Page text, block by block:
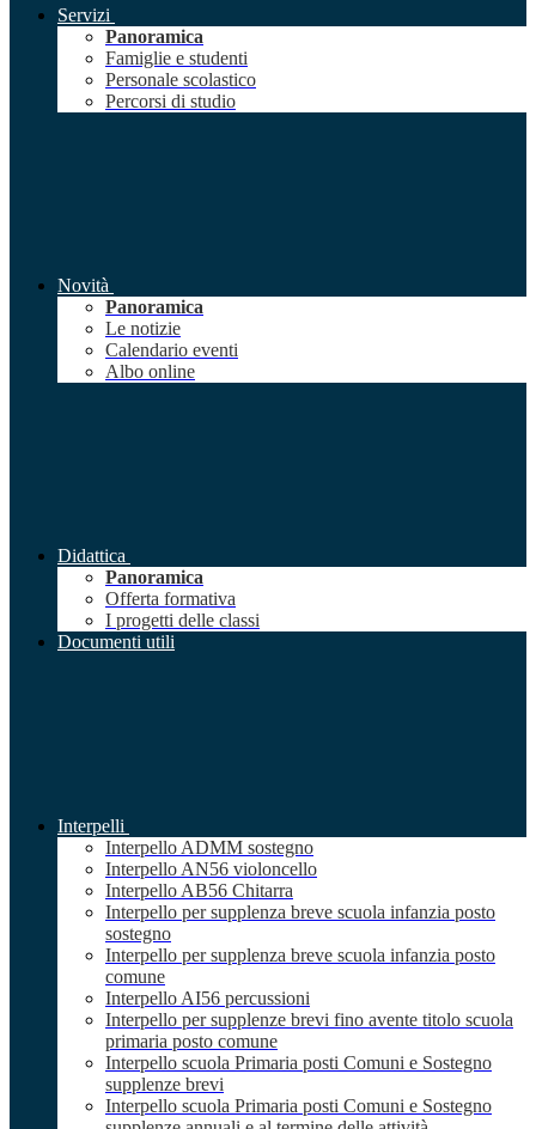
Servizi
Panoramica
Famiglie e studenti
Personale scolastico
Percorsi di studio
Novità
Panoramica
Le notizie
Calendario eventi
Albo online
Didattica
Panoramica
Offerta formativa
I progetti delle classi
Documenti utili
Interpelli
Interpello ADMM sostegno
Interpello AN56 violoncello
Interpello AB56 Chitarra
Interpello per supplenza breve scuola infanzia posto
sostegno
Interpello per supplenza breve scuola infanzia posto
comune
Interpello AI56 percussioni
Interpello per supplenze brevi fino avente titolo scuola
primaria posto comune
Interpello scuola Primaria posti Comuni e Sostegno
supplenze brevi
Interpello scuola Primaria posti Comuni e Sostegno